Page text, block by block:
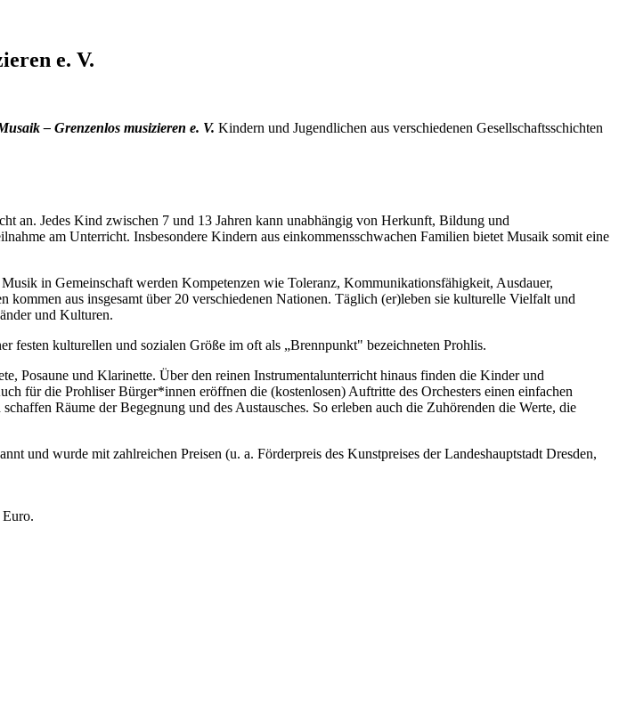
e. V.
– Grenzenlos musizieren e. V. Kindern und Jugendlichen aus verschiedenen Gesellschaftsschichten
an. Jedes Kind zwischen 7 und 13 Jahren kann unabhängig von Herkunft, Bildung und
am Unterricht. Insbesondere Kindern aus einkommensschwachen Familien bietet Musaik somit eine
in Gemeinschaft werden Kompetenzen wie Toleranz, Kommunikationsfähigkeit, Ausdauer,
aus insgesamt über 20 verschiedenen Nationen. Täglich (er)leben sie kulturelle Vielfalt und
und Kulturen.
kulturellen und sozialen Größe im oft als „Brennpunkt" bezeichneten Prohlis.
Posaune und Klarinette. Über den reinen Instrumentalunterricht hinaus finden die Kinder und
für die Prohliser Bürger*innen eröffnen die (kostenlosen) Auftritte des Orchesters einen einfachen
Räume der Begegnung und des Austausches. So erleben auch die Zuhörenden die Werte, die
und wurde mit zahlreichen Preisen (u. a. Förderpreis des Kunstpreises der Landeshauptstadt Dresden,
Euro.